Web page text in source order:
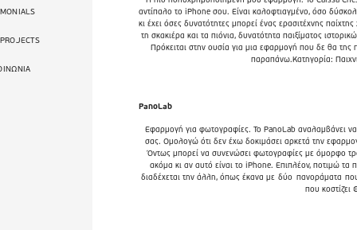
αντίπαλο το iPhone σου. Είναι καλοφτιαγμένο, όσο
κι έχει όσες δυνατότητες μπορεί ένας ερασιτέχνης
τη σκακιέρα και τα πιόνια, δυνατότητα παιξίματος
Πρόκειται στην ουσία για μια εφαρμογή που δε θα της
παραπάνω.Κατηγορία:
PanoLab
Εφαρμογή για φωτογραφίες. Το PanoLab αναλαμβάνει
σας. Ομολογώ ότι δεν έχω δοκιμάσει αρκετά την
Όντως μπορεί να συνενώσει φωτογραφίες με όμορφο
ακόμα κι αν αυτό είναι το iPhone. Επιπλέον, ποτιμώ
διαδέχεται την άλλη, όπως έκανα με δύο πανοράματα
που κοστίζει